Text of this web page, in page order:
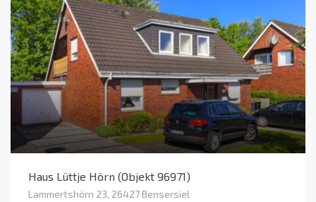
Haus Lüttje Hörn (Objekt 96971)
Lammertshörn 23, 26427 Bensersiel